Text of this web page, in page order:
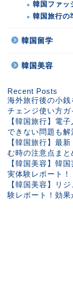
韓国ファッ
韓国旅行の
韓国留学
韓国美容
Recent Posts
海外旅行後の小
チェンジ使い方ガ
【韓国旅行】電
できない問題も解
【韓国旅行】最
む時の注意点まと
【韓国美容】韓
実体験レポート！
【韓国美容】リ
験レポート！効果